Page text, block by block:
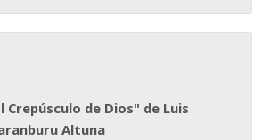
Crepúsculo de Dios" de Luis
Altuna